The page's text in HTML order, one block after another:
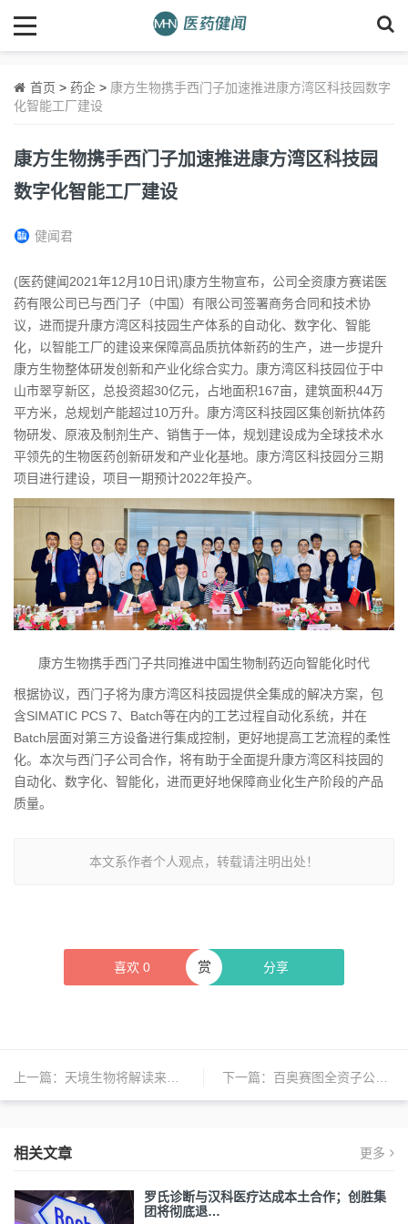
首页 > 药企 > 康方生物携手西门子加速推进康方湾区科技园数字
化智能工厂建设
康方生物携手西门子加速推进康方湾区科技园
数字化智能工厂建设
健闻君
(医药健闻2021年12月10日讯)康方生物宣布，公司全资康方赛诺医
药有限公司已与西门子（中国）有限公司签署商务合同和技术协
议，进而提升康方湾区科技园生产体系的自动化、数字化、智能
化，以智能工厂的建设来保障高品质抗体新药的生产，进一步提升
康方生物整体研发创新和产业化综合实力。康方湾区科技园位于中
山市翠亨新区，总投资超30亿元，占地面积167亩，建筑面积44万
平方米，总规划产能超过10万升。康方湾区科技园区集创新抗体药
物研发、原液及制剂生产、销售于一体，规划建设成为全球技术水
平领先的生物医药创新研发和产业化基地。康方湾区科技园分三期
项目进行建设，项目一期预计2022年投产。
康方生物携手西门子共同推进中国生物制药迈向智能化时代
根据协议，西门子将为康方湾区科技园提供全集成的解决方案，包
含SIMATIC PCS 7、Batch等在内的工艺过程自动化系统，并在
Batch层面对第三方设备进行集成控制，更好地提高工艺流程的柔性
化。本次与西门子公司合作，将有助于全面提升康方湾区科技园的
自动化、数字化、智能化，进而更好地保障商业化生产阶段的产品
质量。
本文系作者个人观点，转载请注明出处！
喜欢 0 分享
赏
上一篇： 天境生物将解读来佐利单抗治疗NHL最新临床研究成果 下一篇： 百奥赛图全资子公司祐和医药宣布其CD40抗体YH003联合PD-1抗体的国际多中心II期临床研究完成首例患者给药
相关文章 更多
罗氏诊断与汉科医疗达成本土合作；创胜集
团将彻底退…